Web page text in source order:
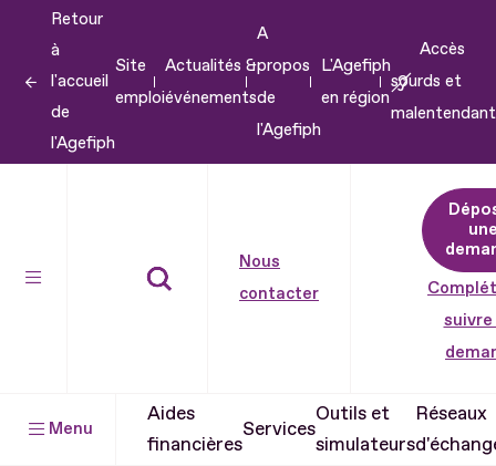
contenu
Retour
à
l'accueil
de
l'Agefiph
Site
emploi
Actualités &
événements
A
propos
de
l'Agefiph
L'Agefiph
en région
Accès
sourds et
Nous
contacter
suivre
Menu
Aides
financières
Services
Outils et
simulateurs
Réseaux